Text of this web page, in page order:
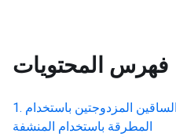
فهرس المحتويات
المزدوجتين باستخدام
المطرقة باستخدام المنشفة